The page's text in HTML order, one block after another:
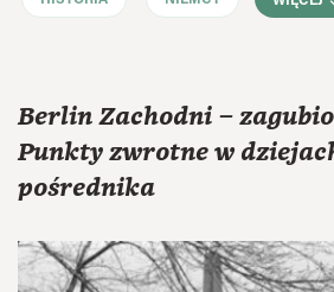
Berlin Zachodni –
Punkty zwrotne w
pośrednika